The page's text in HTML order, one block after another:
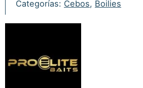
Categorías: Cebos, Boilies